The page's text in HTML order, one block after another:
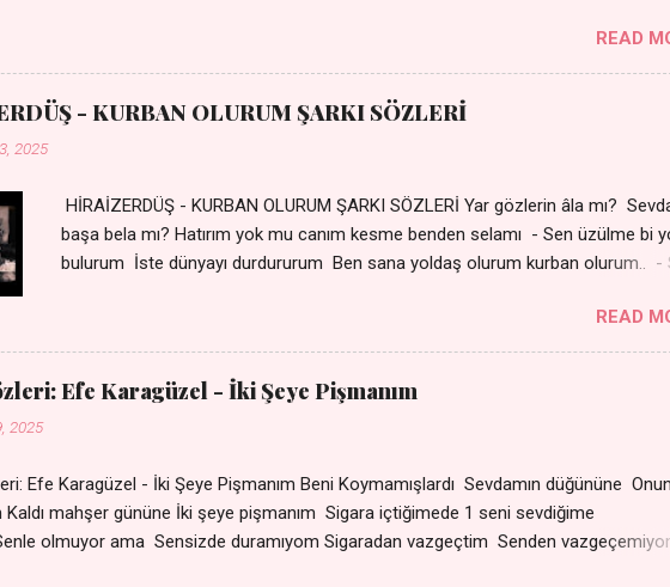
Tu yi bihare min Ez ji payizim Li dile şevên min Teng e nefes im Adını sayıklar
Sensiz her sabahım Sessiz ve kederli
READ
- KURBAN OLURUM ŞARKI SÖZLERİ
2025
HİRAİZERDÜŞ - KURBAN OLURUM ŞARKI SÖZLERİ Yar gözlerin âla mı?
başa bela mı? Hatırım yok mu canım kesme benden selamı - Sen üzülme bi
bulurum İste dünyayı durdururum Ben sana yoldaş olurum kurban olurum.. -
olurum Can canım cananım Yar gözlerin kara mı? Şu cefalar reva mı?
sevdiğin almış Sen de bana varman mı? - Sen üzülme bi yol bulurum İste
durdururum Ben sana yoldaş olurum kurban olurum.. - Sen gülümse bi yol
bulurum Yaslanırsan dağ olurum Ben sana sevda olurum kurban olurum Can
READ
Efe Karagüzel - İki Şeye Pişmanım
2025
Efe Karagüzel - İki Şeye Pişmanım Beni Koymamışlardı Sevdamın düğününe
Kaldı mahşer gününe İki şeye pişmanım Sigara içtiğimede 1 seni
olmuyor ama Sensizde duramıyom Sigaradan vazgeçtim Senden